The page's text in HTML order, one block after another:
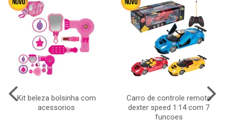
Kit beleza bolsinha com
acessorios
Carro de controle remoto
dexter speed 1:14 com 7
funcoes